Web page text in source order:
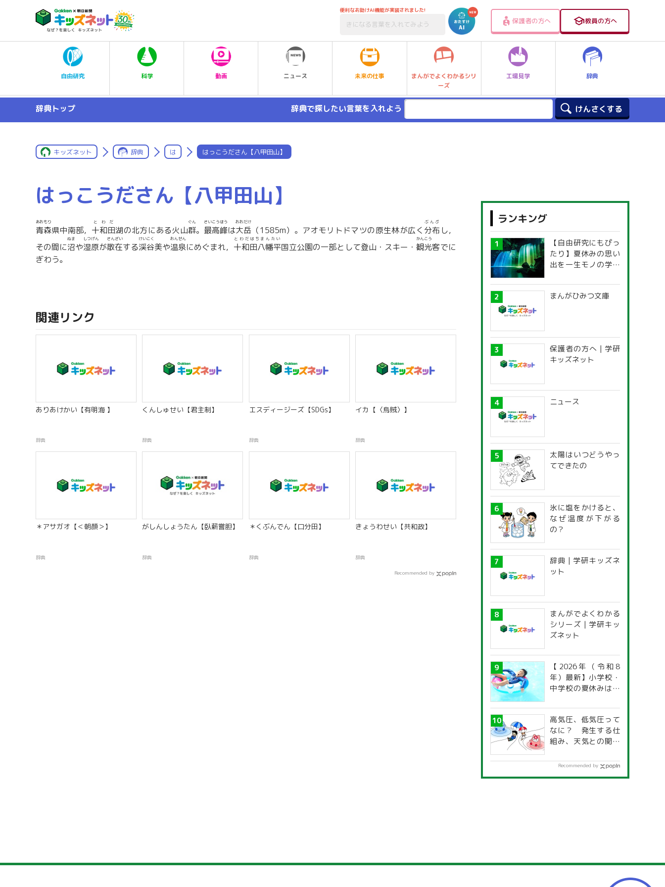
便利なお助けAI機能が実装されました!
保護者の方へ 教員の方へ
自由研究 科学 動画 ニュース 未来の仕事
まんがでよくわかるシリ
ーズ
工場見学 辞典
辞典トップ 辞典で探したい言葉を入れよう
キッズネット 辞典 は はっこうださん【八甲田山】
はっこうださん【八甲田山】
青森
あおもり
県中南部， 十和田
とわだ
湖の北方にある火山群
ぐん
。 最高峰
さいこうほう
は大岳
おおだけ
（1585m）。アオモリトドマツの原生林が広く 分布
ぶんぷ
し，
その間に沼
ぬま
や湿原
しつげん
が散在
さんざい
する渓谷
けいこく
美や温泉
おんせん
にめぐまれ， 十和田八幡平
とわだはちまんたい
国立公園の一部として登山・スキー・ 観光
かんこう
客でに
ぎわう。
関連リンク
ありあけかい【有明海 】
辞典
くんしゅせい【君主制】
辞典
エスディージーズ【SDGs】
辞典
イカ【〈烏賊〉】
辞典
＊アサガオ【＜朝顔＞】
辞典
がしんしょうたん【臥薪嘗胆】
辞典
＊くぶんでん【口分田】
辞典
きょうわせい【共和政】
辞典
Recommended by
ランキング
【自由研究にもぴっ
たり】夏休みの思い
出を一生モノの学び
探究ガイド
まんがひみつ文庫
保護者の方へ | 学研
キッズネット
ニュース
太陽はいつどうやっ
てできたの
氷に塩をかけると、
なぜ温度が下がる
の？
辞典 | 学研キッズネ
ット
まんがでよくわかる
シリーズ | 学研キッ
ズネット
【2026年（令和8
年）最新】小学校・
中学校の夏休みはい
道府県別「夏季休暇
一覧」
高気圧、低気圧って
なに？ 発生する仕
組み、天気との関係
Recommended by